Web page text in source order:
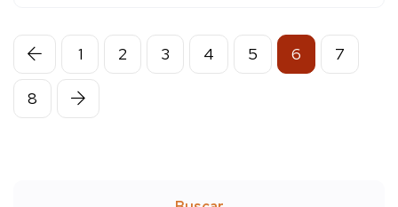
1 2 3 4 5 6 7
8